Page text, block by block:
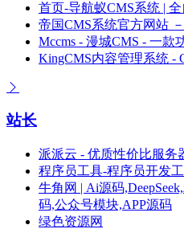
首页-导航蚁CMS系统 |
帝国CMS系统官方网站
Mccms - 漫城CMS - 一
KingCMS内容管理系统 -
站长
派派云 - 优质性价比服务
程序员工具-程序员开发
牛角网 | Ai源码
码,公众号模块,APP源码
绿色资源网